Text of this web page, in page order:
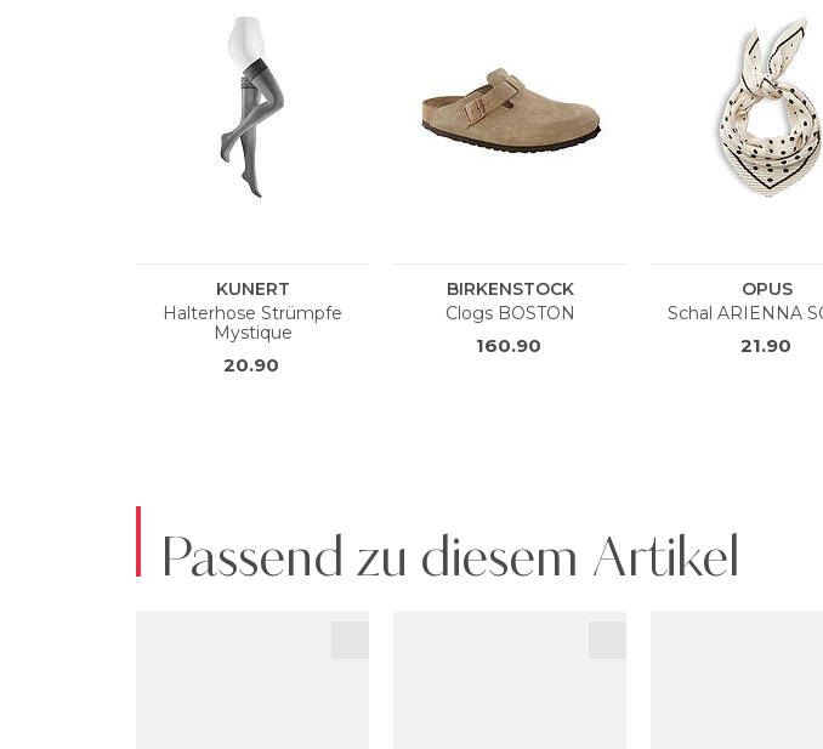
Passend zu diesem Artikel